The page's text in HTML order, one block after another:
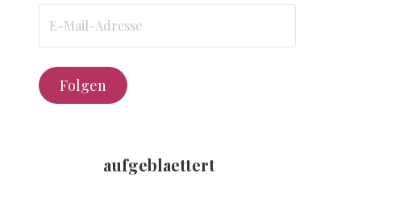
Mail-
Folgen
aufgeblaettert